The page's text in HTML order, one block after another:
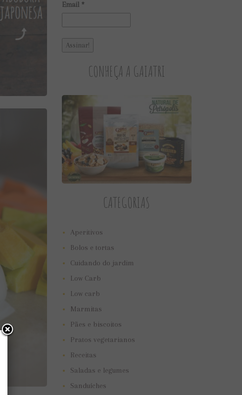
Email *
CONHEÇA A GAIATRI
CATEGORIAS
Aperitivos
Bolos e tortas
Cuidando do jardim
Low Carb
Low carb
Marmitas
Pães e biscoitos
Pratos vegetarianos
Receitas
Saladas e legumes
Sanduíches